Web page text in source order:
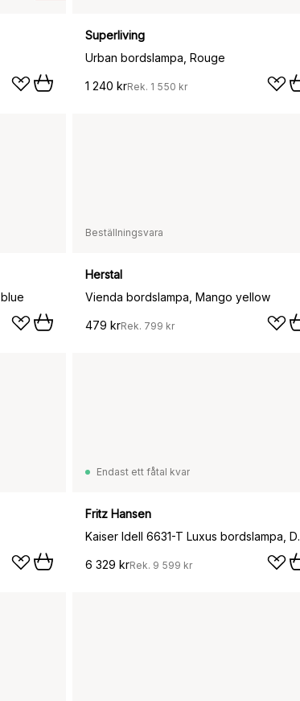
Superliving
Urban bordslampa, Rouge
1 240 krRek. 1 550 kr
Beställningsvara
Herstal
Vienda bordslampa, Mango yellow
479 krRek. 799 kr
Endast ett fåtal kvar
Fritz Hansen
Kaiser
6 329 krRek. 9 599 kr